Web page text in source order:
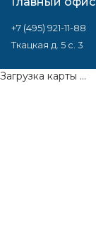
+7 (495) 921-11-88
Ткацкая д. 5 с. 3
Загрузка карты ...